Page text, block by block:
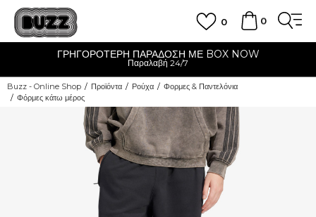
0
0
ΓΡΗΓΟΡΟΤΕΡΗ ΠΑΡΑΔΟΣΗ ΜΕ BOX NOW
Παραλαβή 24/7
Buzz - Online Shop Προϊόντα Ρούχα
Φορμες & Παντελόνια
Φόρμες κάτω μέρος